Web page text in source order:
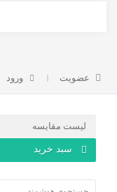
عضویت ورود
لیست مقایسه
سبد خرید